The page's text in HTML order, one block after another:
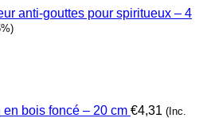
anti-gouttes pour spiritueux – 4
en bois foncé – 20 cm €4,31 (Inc.